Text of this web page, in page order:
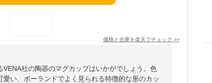
価格と在庫を楽天でチェック >>
社の陶器のマグカップはいかがでしょう。色
い、ポーランドでよく見られる特徴的な形のカッ